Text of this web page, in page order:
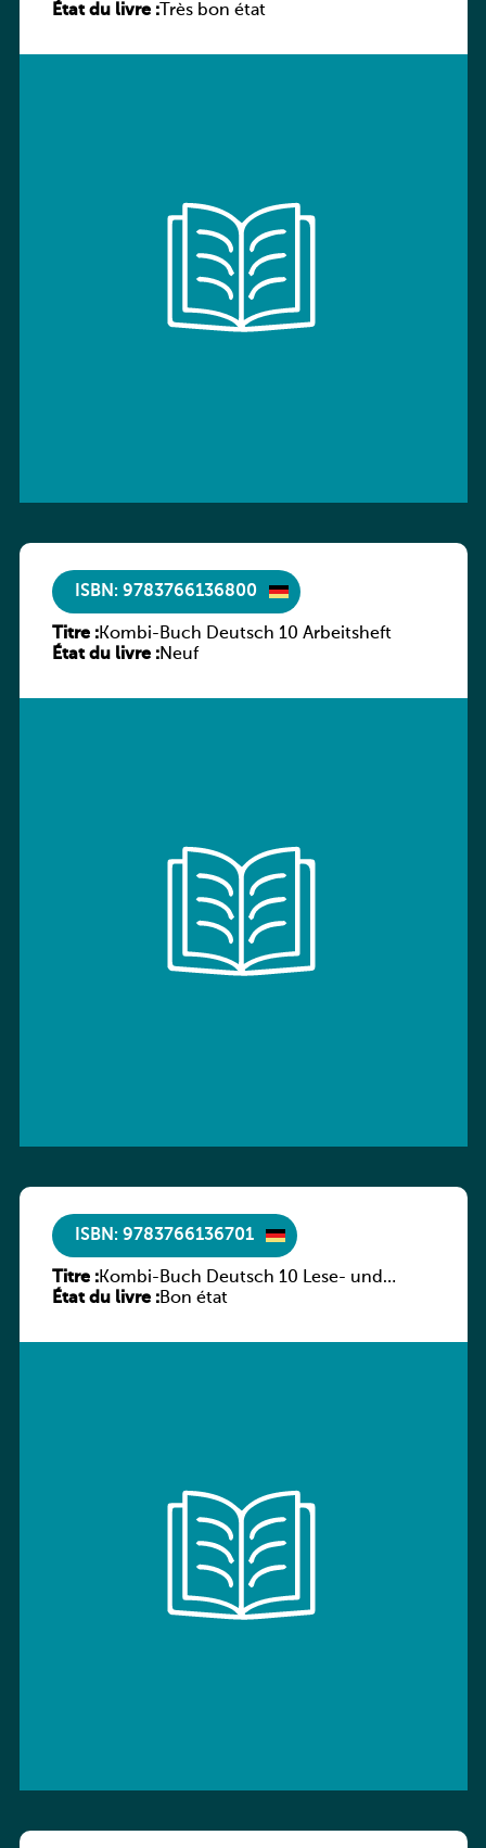
État du livre :Très bon état
ISBN: 9783766136800
Titre :Kombi-Buch Deutsch 10 Arbeitsheft
État du livre :Neuf
ISBN: 9783766136701
Titre :Kombi-Buch Deutsch 10 Lese- und
Sprachbuch
État du livre :Bon état